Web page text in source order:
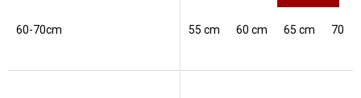
60-70cm 55 cm 60 cm 65 cm 70